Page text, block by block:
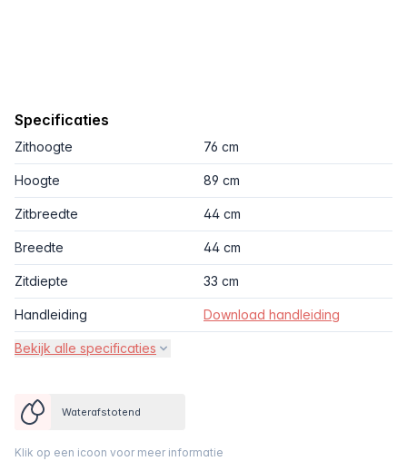
Specificaties
Zithoogte 76 cm
Hoogte 89 cm
Zitbreedte 44 cm
Breedte 44 cm
Zitdiepte 33 cm
Handleiding Download handleiding
Bekijk alle specificaties
Waterafstotend
Klik op een icoon voor meer informatie